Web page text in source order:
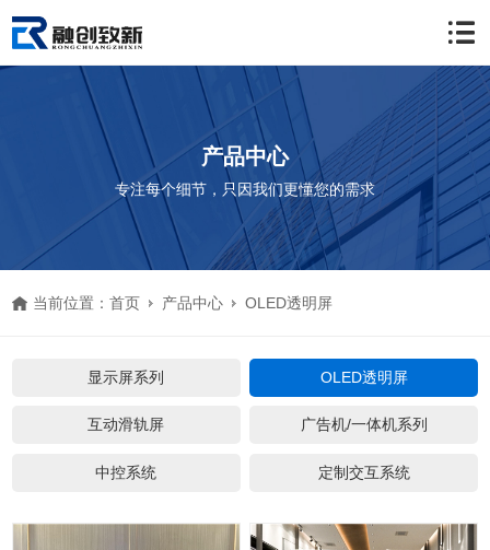
产品中心
专注每个细节，只因我们更懂您的需求
当前位置：首页 产品中心 OLED透明屏
显示屏系列 OLED透明屏
互动滑轨屏 广告机/一体机系列
中控系统 定制交互系统